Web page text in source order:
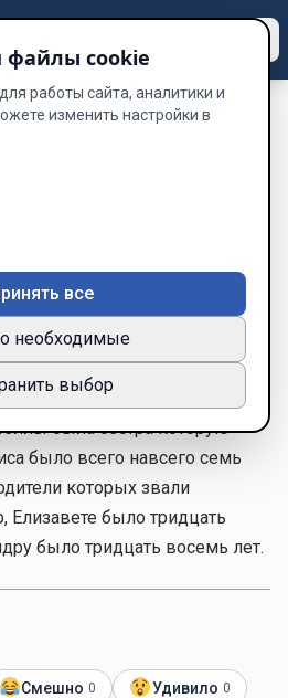
в шоколадной стране
звали Стелла. Стелле было
была сестра которую
было всего навсего семь
которых звали
Елизавете было тридцать
было тридцать восемь лет.
Смешно 0 Удивило 0
файлы cookie
работы сайта, аналитики и
изменить настройки в
все
необходимые
выбор